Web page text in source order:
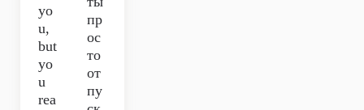
yo
u,
but
yo
u
rea
пр
ос
то
от
пу